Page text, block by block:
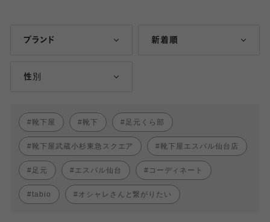
ブランド 新着順
性別
靴下屋 靴下 足元くら部
靴下屋武蔵小杉東急スクエア 靴下屋エスパル仙台店
足元 エスパル仙台 コーディネート
tabio オシャレさんと繋がりたい